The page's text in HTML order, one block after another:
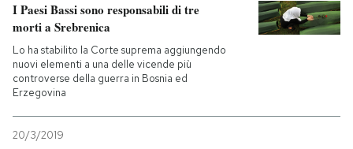
I Paesi Bassi sono responsabili di tre
morti a Srebrenica
Lo ha stabilito la Corte suprema aggiungendo
nuovi elementi a una delle vicende più
controverse della guerra in Bosnia ed
Erzegovina
20/3/2019